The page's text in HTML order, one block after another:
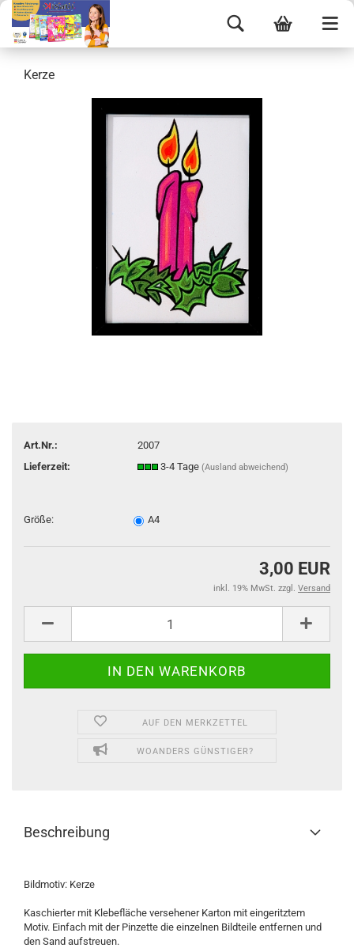
Kerze
Art.Nr.:
2007
Lieferzeit:
3-4 Tage(Ausland abweichend)
Größe: A4
3,00 EUR
inkl. 19% MwSt. zzgl. Versand
AUF DEN MERKZETTEL
WOANDERS GÜNSTIGER?
Beschreibung
Bildmotiv: Kerze
Kaschierter mit Klebefläche versehener Karton mit eingeritztem
Motiv. Einfach mit der Pinzette die einzelnen Bildteile entfernen und
den Sand aufstreuen.